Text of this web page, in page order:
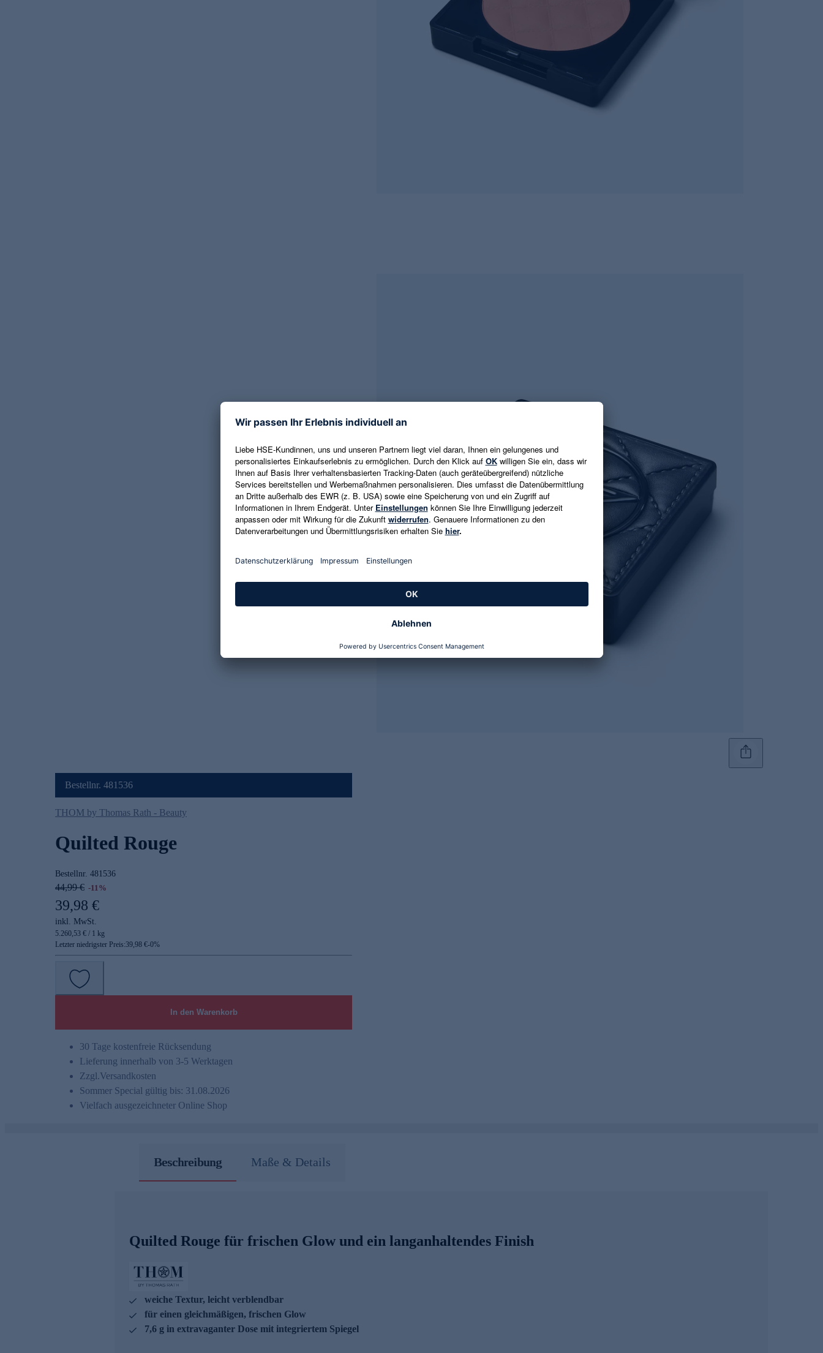
Bestellnr. 481536
THOM by Thomas Rath - Beauty
Quilted Rouge
Bestellnr. 481536
44,99 € -11%
39,98 €
inkl. MwSt.
5.260,53 € / 1 kg
Letzter niedrigster Preis:39,98 €-0%
In den Warenkorb
30 Tage kostenfreie Rücksendung
Lieferung innerhalb von 3-5 Werktagen
Zzgl.Versandkosten
Sommer Special gültig bis: 31.08.2026
Vielfach ausgezeichneter Online Shop
Beschreibung Maße & Details
Quilted Rouge für frischen Glow und ein langanhaltendes Finish
weiche Textur, leicht verblendbar
für einen gleichmäßigen, frischen Glow
7,6 g in extravaganter Dose mit integriertem Spiegel